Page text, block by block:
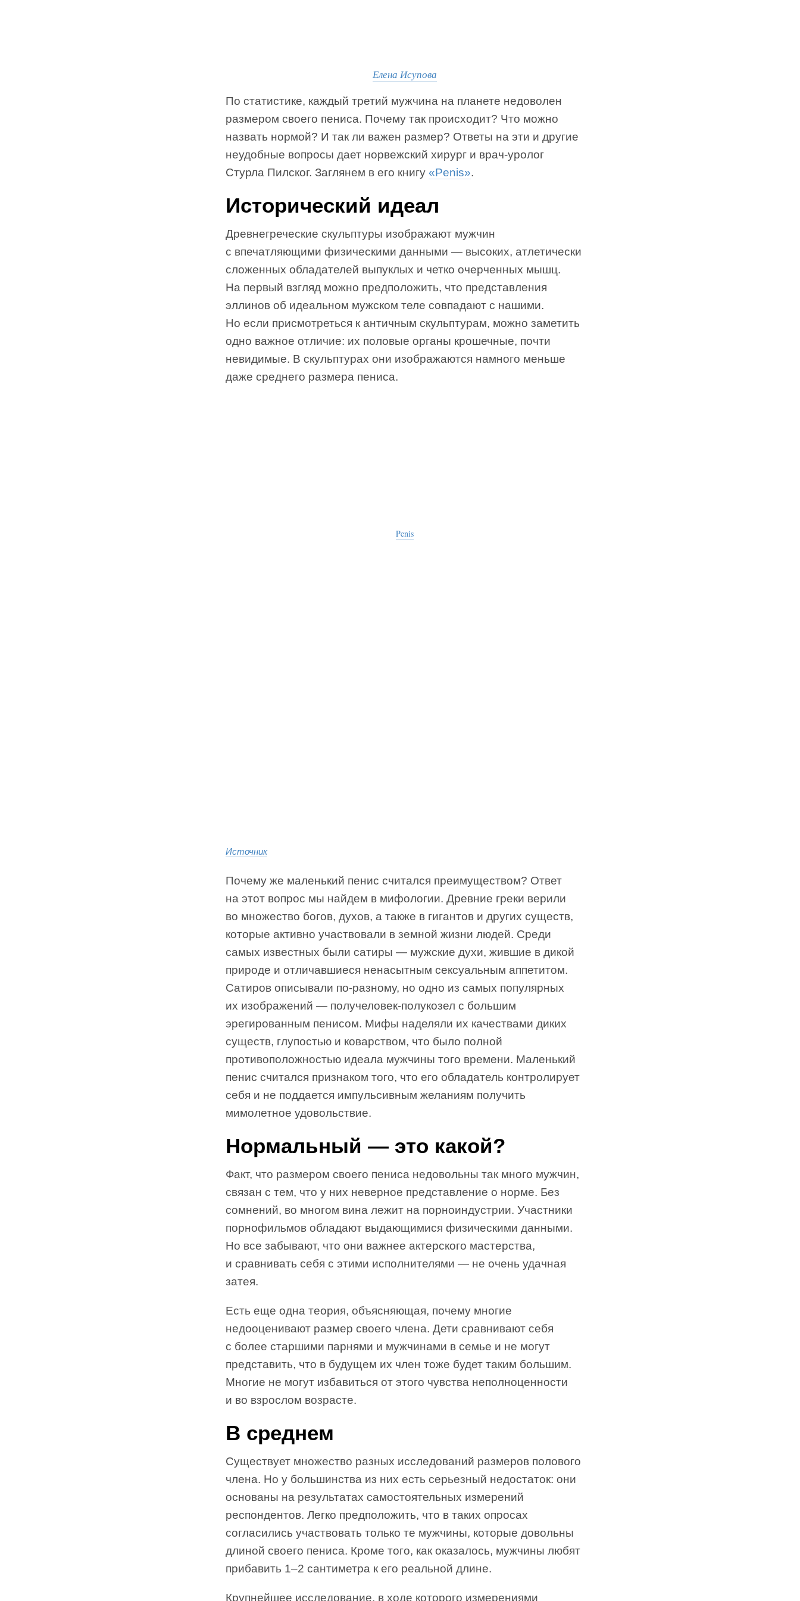
Елена Исупова
По статистике, каждый третий мужчина на планете недоволен
размером своего пениса. Почему так происходит? Что можно
назвать нормой? И так ли важен размер? Ответы на эти и другие
неудобные вопросы дает норвежский хирург и врач-уролог
Стурла Пилског. Заглянем в его книгу «Penis».
Исторический идеал
Древнегреческие скульптуры изображают мужчин
с впечатляющими физическими данными — высоких, атлетически
сложенных обладателей выпуклых и четко очерченных мышц.
На первый взгляд можно предположить, что представления
эллинов об идеальном мужском теле совпадают с нашими.
Но если присмотреться к античным скульптурам, можно заметить
одно важное отличие: их половые органы крошечные, почти
невидимые. В скульптурах они изображаются намного меньше
даже среднего размера пениса.
Penis
Источник
Почему же маленький пенис считался преимуществом? Ответ
на этот вопрос мы найдем в мифологии. Древние греки верили
во множество богов, духов, а также в гигантов и других существ,
которые активно участвовали в земной жизни людей. Среди
самых известных были сатиры — мужские духи, жившие в дикой
природе и отличавшиеся ненасытным сексуальным аппетитом.
Сатиров описывали по-разному, но одно из самых популярных
их изображений — получеловек-полукозел с большим
эрегированным пенисом. Мифы наделяли их качествами диких
существ, глупостью и коварством, что было полной
противоположностью идеала мужчины того времени. Маленький
пенис считался признаком того, что его обладатель контролирует
себя и не поддается импульсивным желаниям получить
мимолетное удовольствие.
Нормальный — это какой?
Факт, что размером своего пениса недовольны так много мужчин,
связан с тем, что у них неверное представление о норме. Без
сомнений, во многом вина лежит на порноиндустрии. Участники
порнофильмов обладают выдающимися физическими данными.
Но все забывают, что они важнее актерского мастерства,
и сравнивать себя с этими исполнителями — не очень удачная
затея.
Есть еще одна теория, объясняющая, почему многие
недооценивают размер своего члена. Дети сравнивают себя
с более старшими парнями и мужчинами в семье и не могут
представить, что в будущем их член тоже будет таким большим.
Многие не могут избавиться от этого чувства неполноценности
и во взрослом возрасте.
В среднем
Существует множество разных исследований размеров полового
члена. Но у большинства из них есть серьезный недостаток: они
основаны на результатах самостоятельных измерений
респондентов. Легко предположить, что в таких опросах
согласились участвовать только те мужчины, которые довольны
длиной своего пениса. Кроме того, как оказалось, мужчины любят
прибавить 1–2 сантиметра к его реальной длине.
Крупнейшее исследование, в ходе которого измерениями